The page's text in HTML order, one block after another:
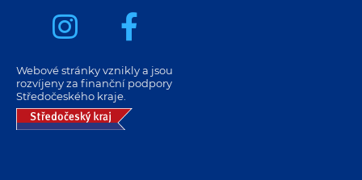
Webové stránky vznikly a jsou
rozvíjeny za finanční podpory
Středočeského kraje.